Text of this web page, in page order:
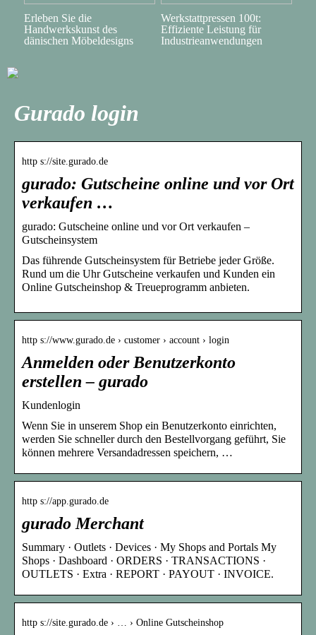
Erleben Sie die
Handwerkskunst des
dänischen Möbeldesigns
Werkstattpressen 100t:
Effiziente Leistung für
Industrieanwendungen
Gurado login
http s://site.gurado.de
gurado: Gutscheine online und vor Ort
verkaufen …
gurado: Gutscheine online und vor Ort verkaufen –
Gutscheinsystem
Das führende Gutscheinsystem für Betriebe jeder Größe.
Rund um die Uhr Gutscheine verkaufen und Kunden ein
Online Gutscheinshop & Treueprogramm anbieten.
http s://www.gurado.de › customer › account › login
Anmelden oder Benutzerkonto
erstellen – gurado
Kundenlogin
Wenn Sie in unserem Shop ein Benutzerkonto einrichten,
werden Sie schneller durch den Bestellvorgang geführt, Sie
können mehrere Versandadressen speichern, …
http s://app.gurado.de
gurado Merchant
Summary · Outlets · Devices · My Shops and Portals My
Shops · Dashboard · ORDERS · TRANSACTIONS ·
OUTLETS · Extra · REPORT · PAYOUT · INVOICE.
http s://site.gurado.de › … › Online Gutscheinshop